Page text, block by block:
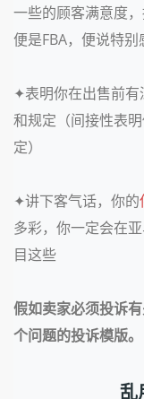
一些的顾客满意度
便是FBA，便说特
✦表明你在出售前
和规定（间接性表
定）
✦讲下客气话，你的
多彩，你一定会在
目这些
假如卖家必须投诉
个问题的投诉模版。
乱